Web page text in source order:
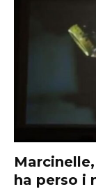
ha perso i